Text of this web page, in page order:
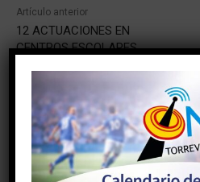
Artículo anterior
12 ACTUACIONES EN
CENTROS ESCOLARES
SE EJECUTEN A TRAVÉS
DEL PLAN EDIFICANT
NOTICIAS RELACIONADAS